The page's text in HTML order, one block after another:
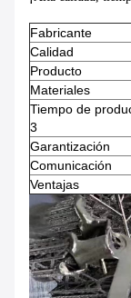
Fabricante
Calidad
Producto
Materiales
Tiempo de
3
Garantización
Comunicación
Ventajas